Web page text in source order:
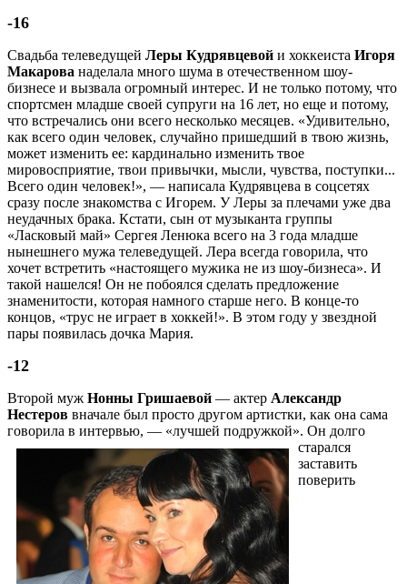
-16
Свадьба телеведущей Леры Кудрявцевой и хоккеиста Игоря
Макарова наделала много шума в отечественном шоу-
бизнесе и вызвала огромный интерес. И не только потому, что
спортсмен младше своей супруги на 16 лет, но еще и потому,
что встречались они всего несколько месяцев. «Удивительно,
как всего один человек, случайно пришедший в твою жизнь,
может изменить ее: кардинально изменить твое
мировосприятие, твои привычки, мысли, чувства, поступки...
Всего один человек!», — написала Кудрявцева в соцсетях
сразу после знакомства с Игорем. У Леры за плечами уже два
неудачных брака. Кстати, сын от музыканта группы
«Ласковый май» Сергея Ленюка всего на 3 года младше
нынешнего мужа телеведущей. Лера всегда говорила, что
хочет встретить «настоящего мужика не из шоу-бизнеса». И
такой нашелся! Он не побоялся сделать предложение
знаменитости, которая намного старше него. В конце-то
концов, «трус не играет в хоккей!». В этом году у звездной
пары появилась дочка Мария.
-12
Второй муж Нонны Гришаевой — актер Александр
Hecтepoв вначале был просто другом артистки, как она сама
говорила в интервью, — «лучшей подружкой». Он долго
старался
заставить
поверить